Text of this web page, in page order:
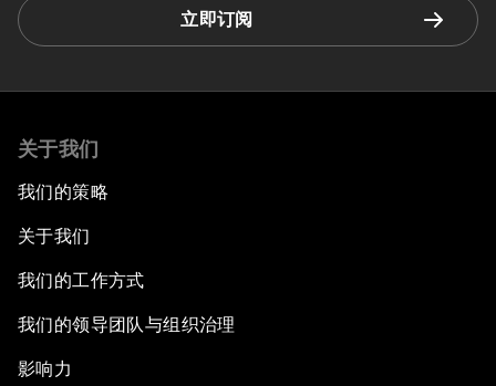
立即订阅
关于我们
我们的策略
关于我们
我们的工作方式
我们的领导团队与组织治理
影响力